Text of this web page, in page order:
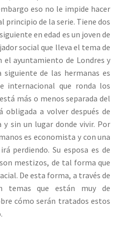
eso no le impide hacer
principio de la serie. Tiene dos
en edad es un joven de
social que lleva el tema de
el ayuntamiento de Londres y
siguiente de las hermanas es
internacional que ronda los
más o menos separada del
obligada a volver después de
y sin un lugar donde vivir. Por
es economista y con una
perdiendo. Su esposa es de
mestizos, de tal forma que
De esta forma, a través de
temas que están muy de
cómo serán tratados estos